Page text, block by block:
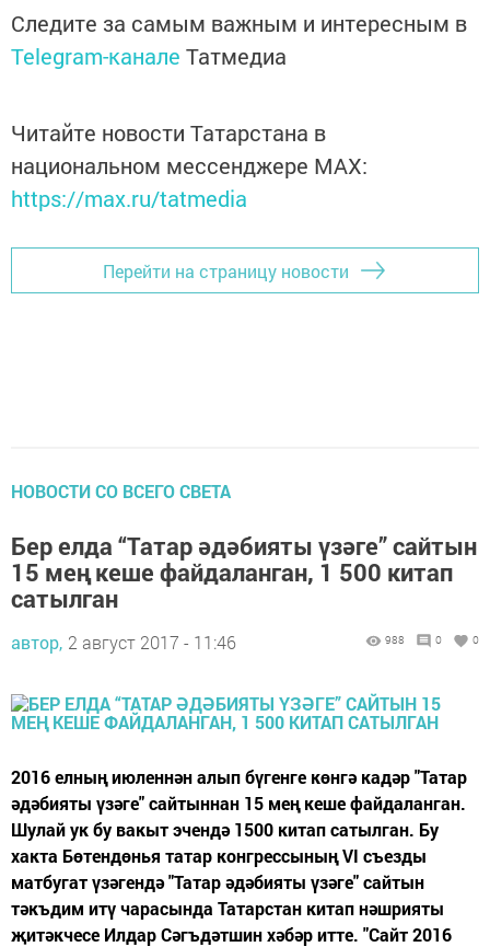
Следите за самым важным и интересным в
Telegram-канале Татмедиа
Читайте новости Татарстана в
национальном мессенджере MАХ:
https://max.ru/tatmedia
Перейти на страницу новости
НОВОСТИ СО ВСЕГО СВЕТА
Бер елда “Татар әдәбияты үзәге” сайтын
15 мең кеше файдаланган, 1 500 китап
сатылган
автор, 2 август 2017 - 11:46 988 0 0
2016 елның июленнән алып бүгенге көнгә кадәр "Татар
әдәбияты үзәге" сайтыннан 15 мең кеше файдаланган.
Шулай ук бу вакыт эчендә 1500 китап сатылган. Бу
хакта Бөтендөнья татар конгрессының VI съезды
матбугат үзәгендә "Татар әдәбияты үзәге" сайтын
тәкъдим итү чарасында Татарстан китап нәшрияты
җитәкчесе Илдар Сәгъдәтшин хәбәр итте. "Сайт 2016